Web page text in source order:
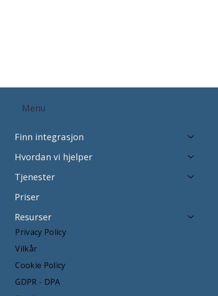
Menu
Privacy Policy
Finn integrasjon
Hvordan vi hjelper
Tjenester
Priser
Resurser
Vilkår
Cookie Policy
GDPR - DPA